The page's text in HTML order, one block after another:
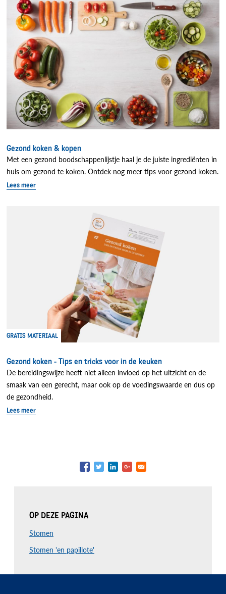
Gezond koken & kopen
Met een gezond boodschappenlijstje haal je de juiste ingrediënten in
huis om gezond te koken. Ontdek nog meer tips voor gezond koken.
Lees meer
GRATIS MATERIAAL
Gezond koken - Tips en tricks voor in de keuken
De bereidingswijze heeft niet alleen invloed op het uitzicht en de
smaak van een gerecht, maar ook op de voedingswaarde en dus op
de gezondheid.
Lees meer
OP DEZE PAGINA
Stomen
Stomen 'en papillote'